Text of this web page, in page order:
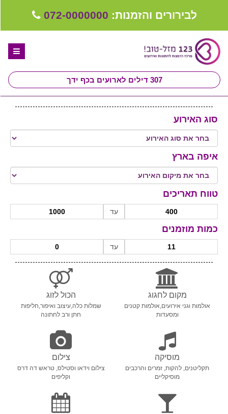
לבירורים והזמנות: 072-0000000
307 דילים לארועים בכף ידך
ספקים לחתונה מומלצים
קבלו ייעוץ בחינם
שירות אישי בקליק
סוג האירוע
איפה בארץ
טווח תאריכים
עד
כמות מוזמנים
עד
מקום לחגוג
אולמות וגני אירועים,אולמות קטנים
ומסעדות
הכול לזוג
שמלות כלה,עיצוב ואיפור,חליפות
חתן ורב לחתונה
מוסיקה
תקליטנים, להקות, זמרים והרכבים
מוסיקליים
צילום
צילום וידאו וסטילס, טראש דה דרס
וקליפים